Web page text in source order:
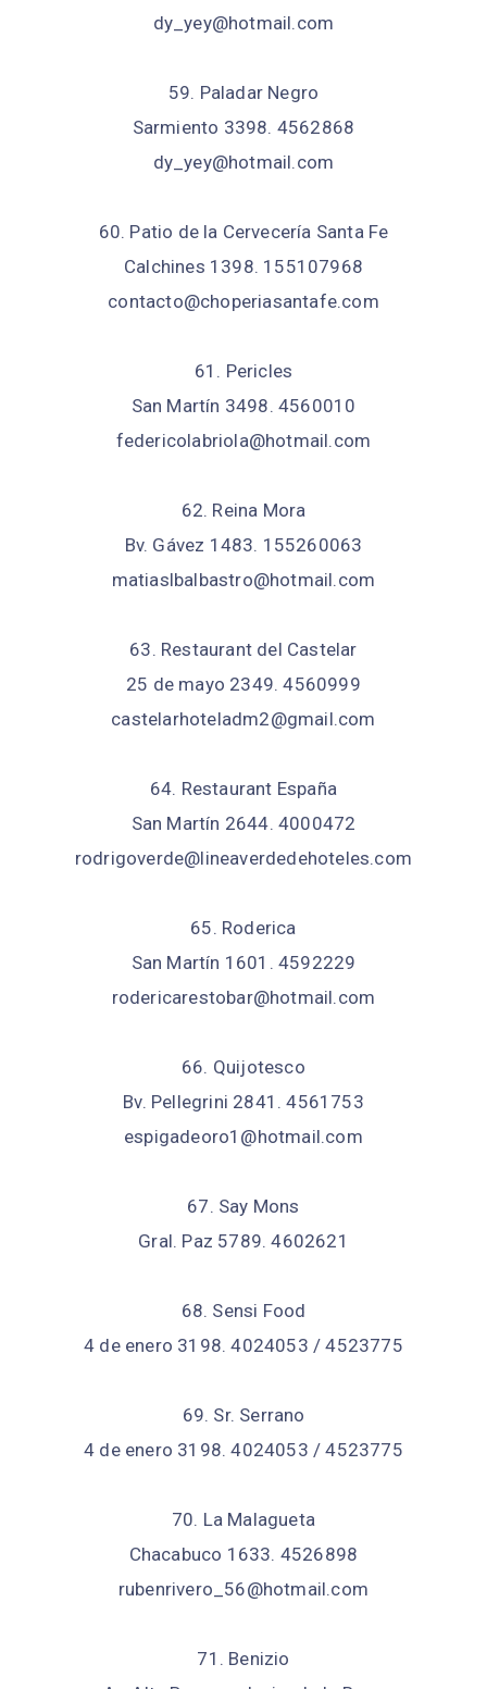
dy_yey@hotmail.com
59. Paladar Negro
Sarmiento 3398. 4562868
dy_yey@hotmail.com
60. Patio de la Cervecería Santa Fe
Calchines 1398. 155107968
contacto@choperiasantafe.com
61. Pericles
San Martín 3498. 4560010
federicolabriola@hotmail.com
62. Reina Mora
Bv. Gávez 1483. 155260063
matiaslbalbastro@hotmail.com
63. Restaurant del Castelar
25 de mayo 2349. 4560999
castelarhoteladm2@gmail.com
64. Restaurant España
San Martín 2644. 4000472
rodrigoverde@lineaverdedehoteles.com
65. Roderica
San Martín 1601. 4592229
rodericarestobar@hotmail.com
66. Quijotesco
Bv. Pellegrini 2841. 4561753
espigadeoro1@hotmail.com
67. Say Mons
Gral. Paz 5789. 4602621
68. Sensi Food
4 de enero 3198. 4024053 / 4523775
69. Sr. Serrano
4 de enero 3198. 4024053 / 4523775
70. La Malagueta
Chacabuco 1633. 4526898
rubenrivero_56@hotmail.com
71. Benizio